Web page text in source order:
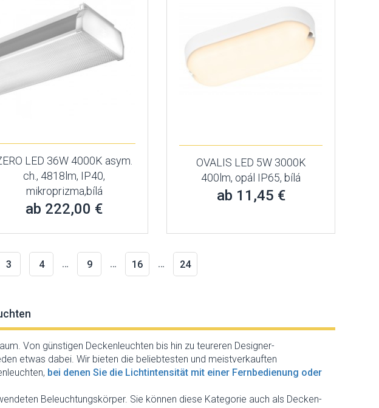
LED 36W 4000K asym.
ch., 4818lm, IP40,
mikroprizma,bílá
ab 222,00 €
OVALIS LED 5W 3000K
400lm, opál IP65, bílá
ab 11,45 €
3 4 … 9 … 16 … 24
Von günstigen Deckenleuchten bis hin zu teureren Designer-
etwas dabei. Wir bieten die beliebtesten und meistverkauften
bei denen Sie die Lichtintensität mit einer Fernbedienung oder
Beleuchtungskörper. Sie können diese Kategorie auch als Decken-